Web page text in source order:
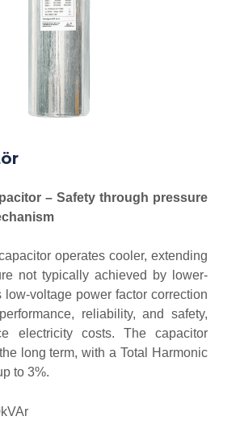
– Safety through pressure
operates cooler, extending
not typically achieved by lower-
voltage power factor correction
reliability, and safety,
electricity costs. The capacitor
long term, with a Total Harmonic
to 3%.